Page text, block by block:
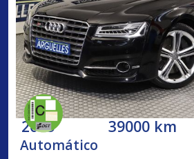
2015 39000 km
Automático